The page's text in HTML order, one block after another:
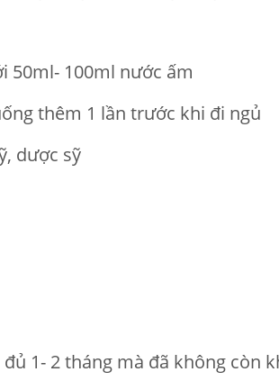
50ml- 100ml nước ấm
thêm 1 lần trước khi đi ngủ
dược sỹ
1- 2 tháng mà đã không còn